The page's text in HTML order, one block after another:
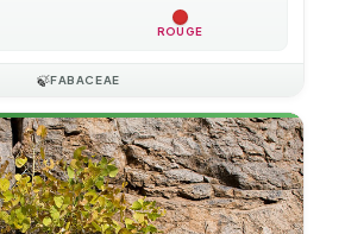
ROUGE
🍃FABACEAE